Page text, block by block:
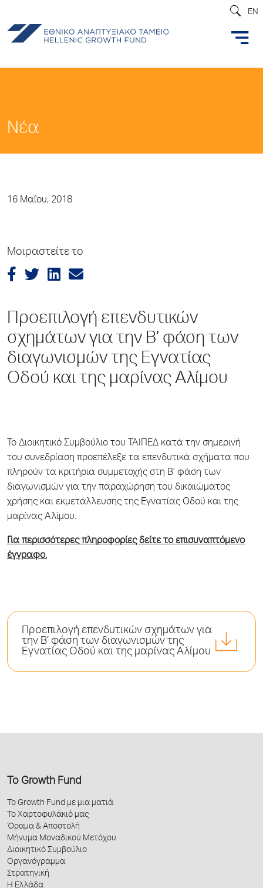
EN
Νέα
16 Μαΐου, 2018
Μοιραστείτε το
Προεπιλογή επενδυτικών
σχημάτων για την Β’ φάση των
διαγωνισμών της Εγνατίας
Οδού και της μαρίνας Αλίμου
Το Διοικητικό Συμβούλιο του ΤΑΙΠΕΔ κατά την σημερινή
του συνεδρίαση προεπέλεξε τα επενδυτικά σχήματα που
πληρούν τα κριτήρια συμμετοχής στη Β’ φάση των
διαγωνισμών για την παραχώρηση του δικαιώματος
χρήσης και εκμετάλλευσης της Εγνατίας Οδού και της
μαρίνας Αλίμου.
Για περισσότερες πληροφορίες δείτε το επισυναπτόμενο
έγγραφο.
Προεπιλογή επενδυτικών σχημάτων για
την Β’ φάση των διαγωνισμών της
Εγνατίας Οδού και της μαρίνας Αλίμου
Το Growth Fund
Το Growth Fund με μια ματιά
Το Χαρτοφυλάκιό μας
Όραμα & Αποστολή
Μήνυμα Μοναδικού Μετόχου
Διοικητικό Συμβούλιο
Οργανόγραμμα
Στρατηγική
Η Ελλάδα